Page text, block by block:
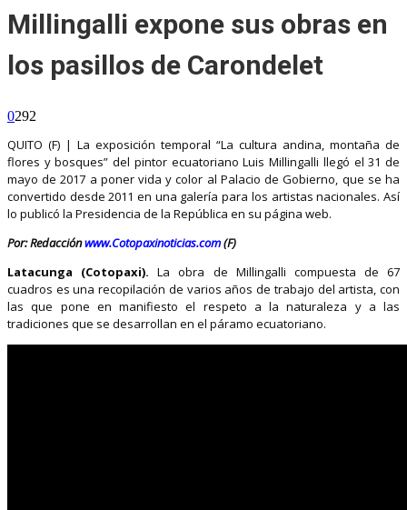
Millingalli expone sus obras en
los pasillos de Carondelet
0292
QUITO (F) | La exposición temporal “La cultura andina, montaña de
flores y bosques” del pintor ecuatoriano Luis Millingalli llegó el 31 de
mayo de 2017 a poner vida y color al Palacio de Gobierno, que se ha
convertido desde 2011 en una galería para los artistas nacionales. Así
lo publicó la Presidencia de la República en su página web.
Por: Redacciónwww.Cotopaxinoticias.com(F)
Latacunga (Cotopaxi). La obra de Millingalli compuesta de 67
cuadros es una recopilación de varios años de trabajo del artista, con
las que pone en manifiesto el respeto a la naturaleza y a las
tradiciones que se desarrollan en el páramo ecuatoriano.